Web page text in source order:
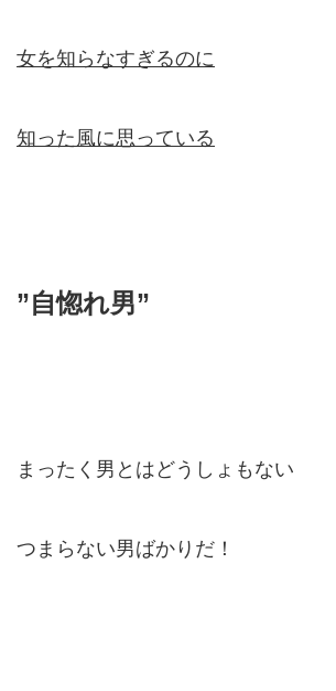
女を知らなすぎるのに
知った風に思っている
”自惚れ男”
まったく男とはどうしょもない
つまらない男ばかりだ！